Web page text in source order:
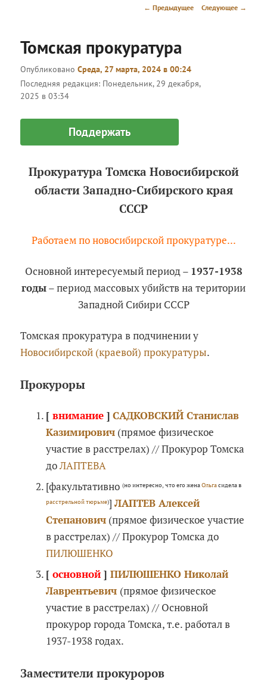
Навигация
← Предыдущее Следующее →
Томская прокуратура
ОпубликованоСреда, 27 марта, 2024 в 00:24
Последняя редакция: Понедельник, 29 декабря,
2025 в 03:34
Поддержать
Прокуратура Томска Новосибирской
области Западно-Сибирского края
СССР
Работаем по новосибирской прокуратуре...
Основной интересуемый период – 1937-1938
годы– период массовых убийств на територии
Западной Сибири СССР
Томская прокуратура в подчинении у
Новосибирской (краевой) прокуратуры.
Прокуроры
[ внимание ] САДКОВСКИЙ Станислав
Казимирович(прямое физическое
участие в расстрелах) // Прокурор Томска
доЛАПТЕВА
[факультативно (но интересно, что его женаОльгасидела в
расстрельной тюрьме)] ЛАПТЕВ Алексей
Степанович(прямое физическое участие
в расстрелах) // Прокурор Томска до
ПИЛЮШЕНКО
[ основной ] ПИЛЮШЕНКО Николай
Лаврентьевич (прямое физическое
участие в расстрелах) // Основной
прокурор города Томска, т.е. работал в
1937-1938 годах.
Заместители прокуроров